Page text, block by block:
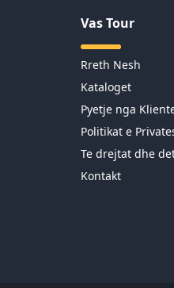
Vas Tour
Rreth Nesh
Kataloget
Pyetje nga
Politikat e
Te drejtat dhe
Kontakt